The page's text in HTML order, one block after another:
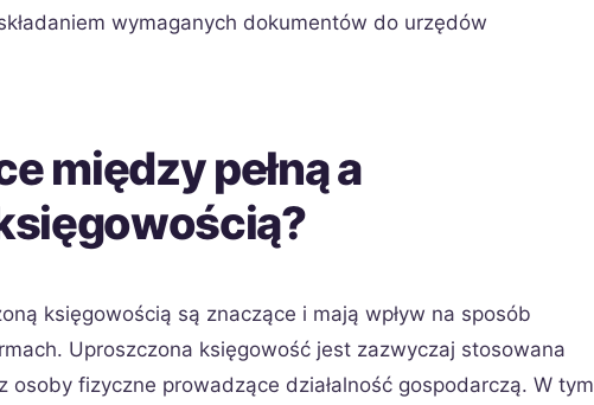
wymaganych dokumentów do urzędów
między pełną a
księgowością są znaczące i mają wpływ na sposób
Uproszczona księgowość jest zazwyczaj stosowana
osoby fizyczne prowadzące działalność gospodarczą. W tym